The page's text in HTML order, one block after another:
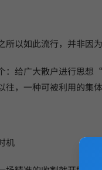
如此流行，并非因
：给广大散户进行思
，一种可被利用的集
机